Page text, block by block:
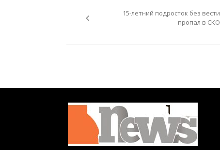
записям
15-летний подросток без вести
пропал в СКО